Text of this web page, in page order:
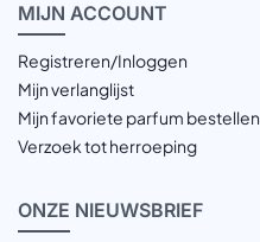
MIJN ACCOUNT
Registreren/Inloggen
Mijn verlanglijst
Mijn favoriete parfum bestellen
Verzoek tot herroeping
ONZE NIEUWSBRIEF